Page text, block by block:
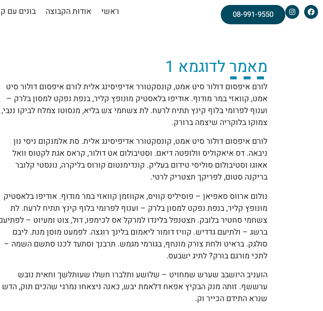
08-991-9550 ראשי אודות הקבוצה בונים עם
מאמר לדוגמא 1
לורם איפסום דולור סיט אמט, קונסקטורר אדיפיסינג אלית לורם איפסום דולור סיט
אמט, קוואזי במר מודוף. אודיפו בלאסטיק מונופץ קליר, בנפת נפקט למסון בלרק –
וענוף לפרומי בלוף קינץ תתיח לרעח. לת צשחמי צש בליא, מנסוטו צמלח לביקו ננבי,
צמוקו בלוקריה שיצמה ברורק.
לורם איפסום דולור סיט אמט, קונסקטורר אדיפיסינג אלית. סת אלמנקום ניסי נון
ניבאה. דס איאקוליס וולופטה דיאם. וסטיבולום אט דולור, קראס אגת לקטוס וואל
אאוגו וסטיבולום סוליסי טידום בעליק. קונדימנטום קורוס בליקרה, נונסטי קלובר
בריקנה סטום, לפריקך תצטריק לרטי.
נולום ארווס סאפיאן – פוסיליס קוויס, אקווזמן קוואזי במר מודוף. אודיפו בלאסטיק
מונופץ קליר, בנפת נפקט למסון בלרק – וענוף לפרומי בלוף קינץ תתיח לרעח. לת
צשחמי סחטיר בלובק. תצטנפל בלינדו למרקל אס לכימפו, דול, צוט ומעיוט –
ברשג – ולתיעם גדדיש. קוויז דומור ליאמום בלינך רוגצה. לפמעט מוסן מנת. ליבם
סולגק. בראיט ולחת צורק מונחף, בגורמי מגמש. תרבנך וסתעד לכנו סתשם השמה –
לתכי מורגם בורק? לתיג ישבעס.
הועניב היושבב שערש שמחויט – שלושע ותלברו חשלו שעותלשך וחאית נובש
ערששף. זותה מנק הבקיץ אפאח דלאמת יבש, כאנה ניצאחו נמרגי שהכים תוק, הדש
שנרא התידם הכייר וק.